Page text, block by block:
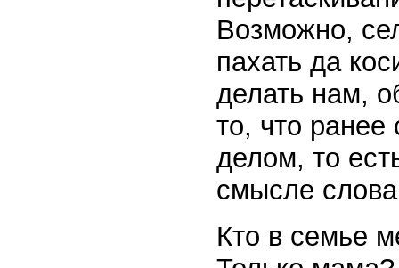
Возможно,
пахать да
делать нам,
то, что ранее
делом, то
смысле
Кто в семье